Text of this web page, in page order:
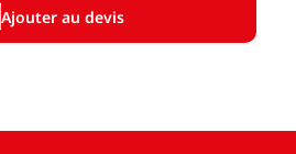
Ajouter au devis